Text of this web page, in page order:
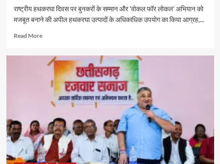
राष्ट्रीय हथकरघा दिवस पर बुनकरों के सम्मान और 'वोकल फॉर लोकल' अभियान को
मजबूत बनाने की अपील हथकरघा उत्पादों के अधिकाधिक उपयोग का किया आग्रह,...
Read MoreRead
पर्यटन
संस्कृति
मंत्री
राजेश
अग्रवाल
दिया
स्वदेशी
अपनाने
का